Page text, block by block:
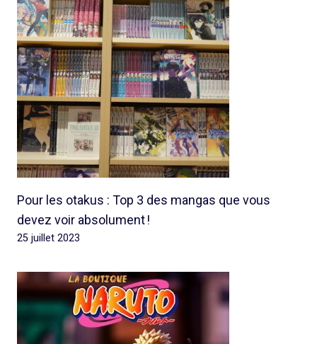
Pour les otakus : Top 3 des mangas que vous
devez voir absolument !
25 juillet 2023